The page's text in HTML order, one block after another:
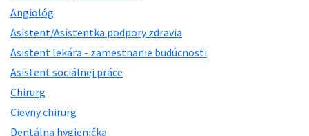
Angiológ
Asistent/Asistentka podpory zdravia
Asistent lekára - zamestnanie budúcnosti
Asistent sociálnej práce
Chirurg
Cievny chirurg
Dentálna hygienička